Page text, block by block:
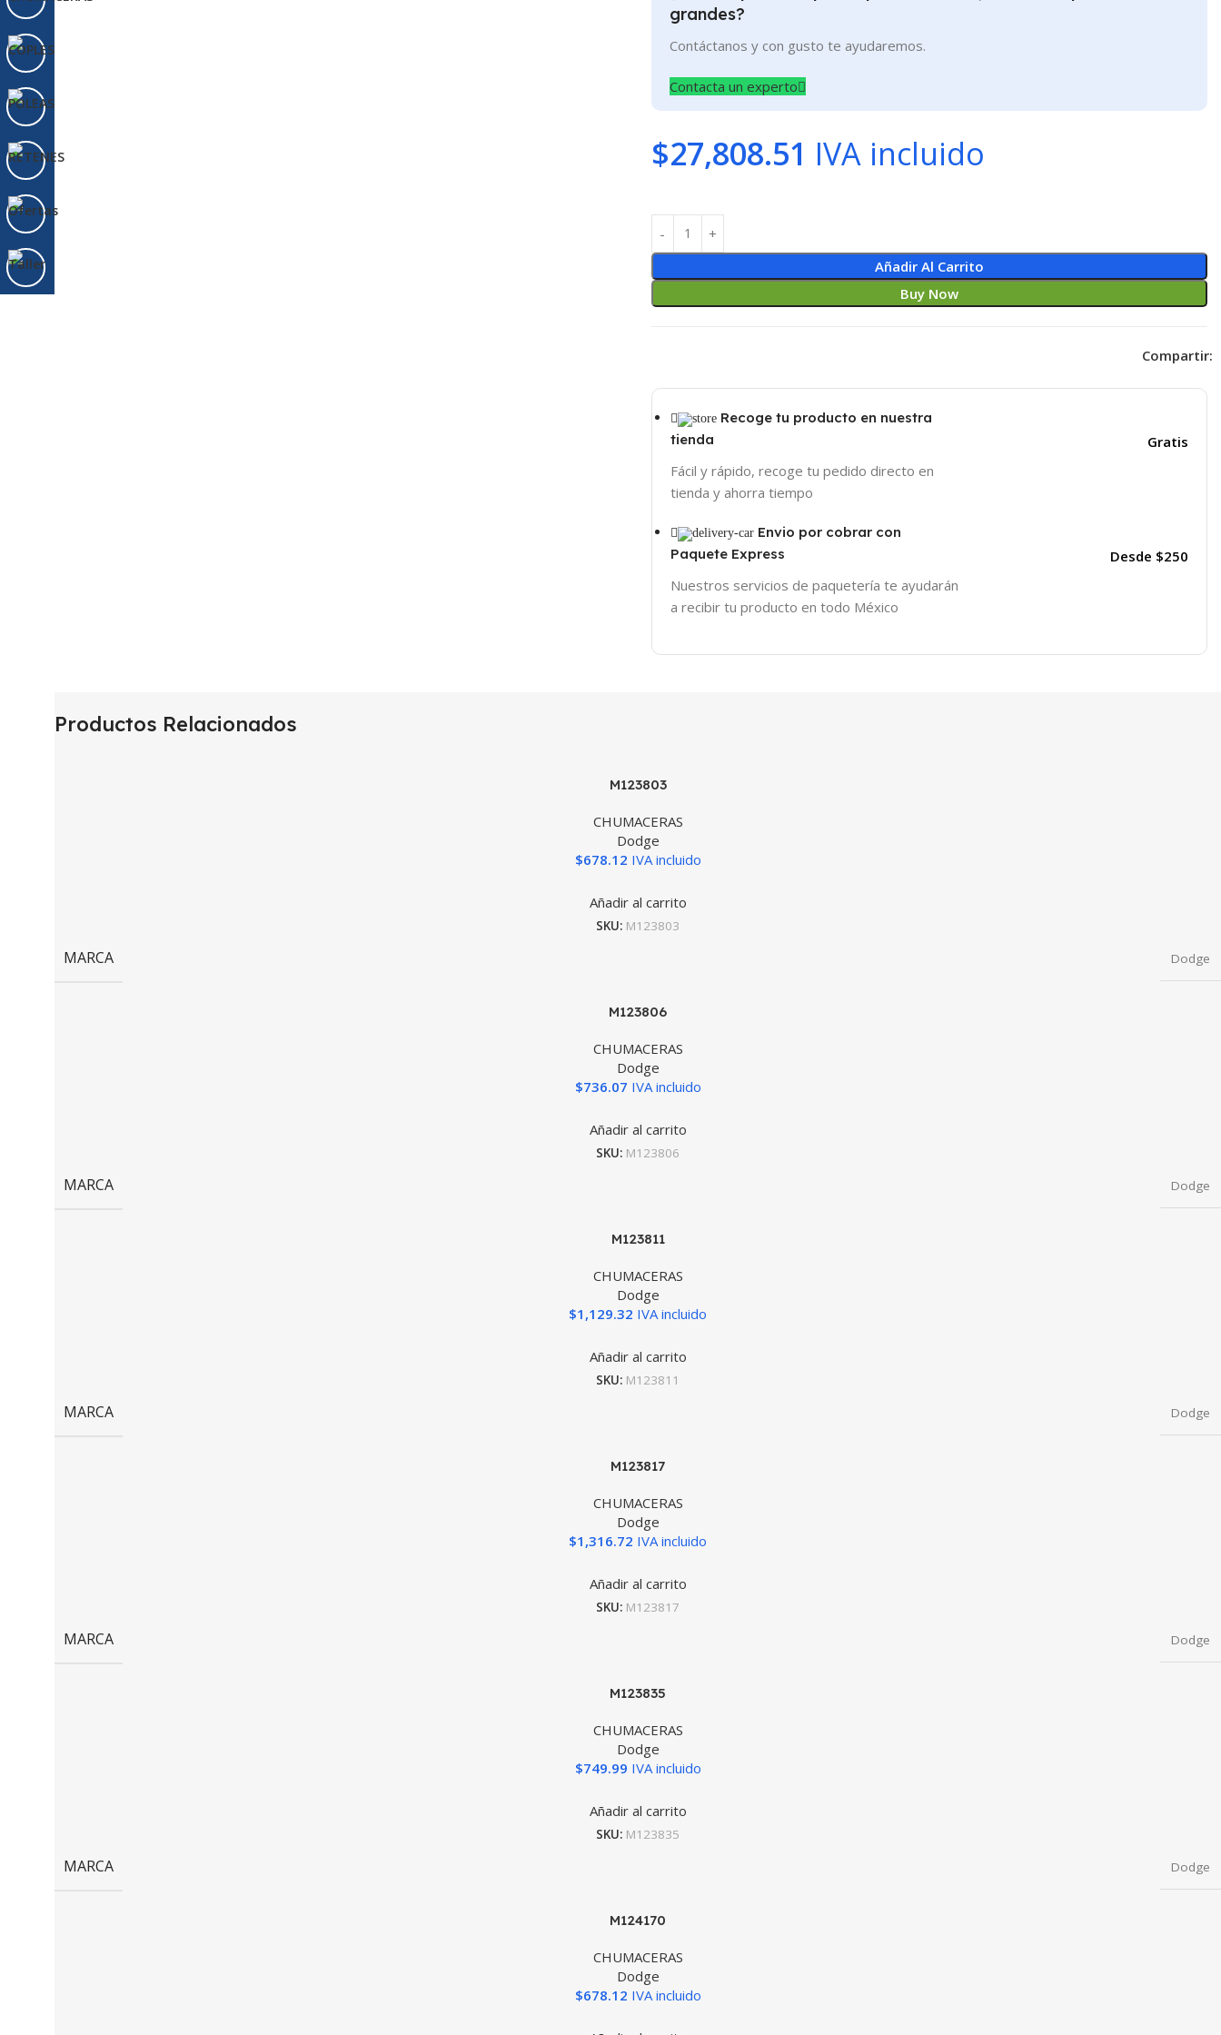
grandes?
Contáctanos y con gusto te ayudaremos.
Contacta un experto
$27,808.51 IVA incluido
Añadir Al Carrito
Buy Now
Compartir:
Recoge tu producto en nuestra
tienda
Fácil y rápido, recoge tu pedido directo en
tienda y ahorra tiempo
Gratis
Envio por cobrar con
Paquete Express
Nuestros servicios de paquetería te ayudarán
a recibir tu producto en todo México
Desde $250
Productos Relacionados
M123803
CHUMACERAS
Dodge
$678.12 IVA incluido
Añadir al carrito
SKU: M123803
MARCA Dodge
M123806
CHUMACERAS
Dodge
$736.07 IVA incluido
Añadir al carrito
SKU: M123806
MARCA Dodge
M123811
CHUMACERAS
Dodge
$1,129.32 IVA incluido
Añadir al carrito
SKU: M123811
MARCA Dodge
M123817
CHUMACERAS
Dodge
$1,316.72 IVA incluido
Añadir al carrito
SKU: M123817
MARCA Dodge
M123835
CHUMACERAS
Dodge
$749.99 IVA incluido
Añadir al carrito
SKU: M123835
MARCA Dodge
M124170
CHUMACERAS
Dodge
$678.12 IVA incluido